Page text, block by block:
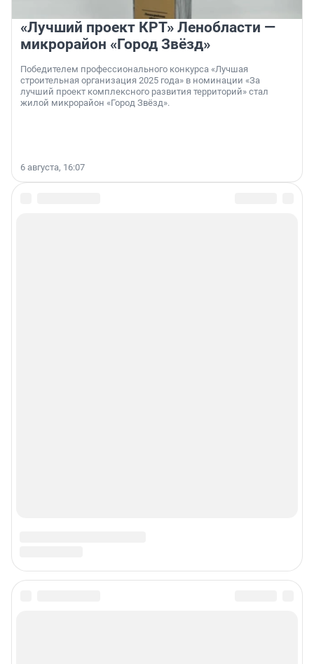
«Лучший проект КРТ» Ленобласти —
микрорайон «Город Звёзд»
Победителем профессионального конкурса «Лучшая
строительная организация 2025 года» в номинации «За
лучший проект комплексного развития территорий» стал
жилой микрорайон «Город Звёзд».
6 августа, 16:07